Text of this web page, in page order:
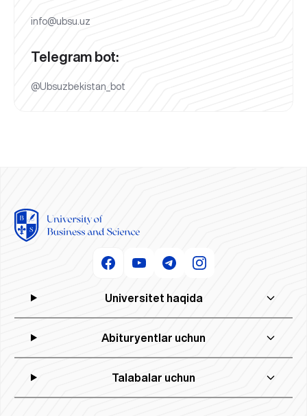
info@ubsu.uz
Telegram bot:
@Ubsuzbekistan_bot
Universitet haqida
Abituryentlar uchun
Talabalar uchun